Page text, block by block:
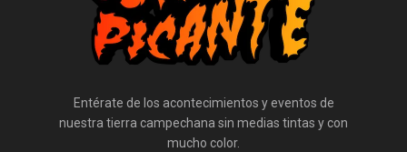
Entérate de los acontecimientos y eventos de
nuestra tierra campechana sin medias tintas y con
mucho color.